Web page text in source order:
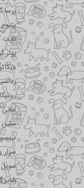
پرسا
تاپت
پولر
سلبن
سنسو
سزار
سویل
شایر